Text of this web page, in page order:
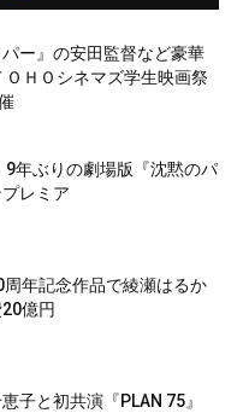
パー』の安田監督など豪華
ＯＨＯシネマズ学生映画祭
9年ぶりの劇場版『沈黙のパ
レミア
年記念作品で綾瀬はるか
億円
子と初共演『PLAN 75』